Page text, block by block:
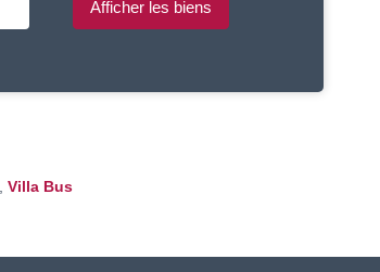
Villa Bus